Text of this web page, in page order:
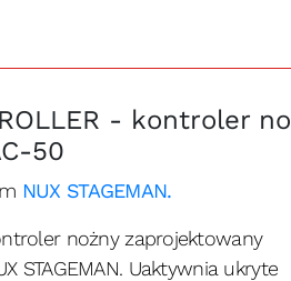
- kontroler
50
NUX STAGEMAN.
nożny zaprojektowany
STAGEMAN. Uaktywnia ukryte